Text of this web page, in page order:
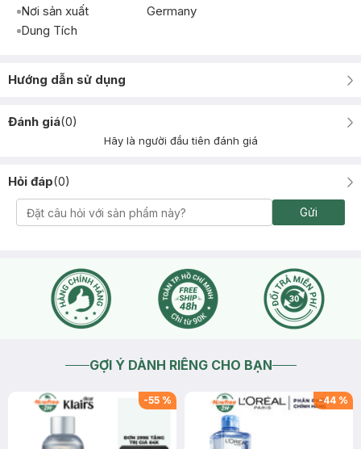
Nơi sản xuất
Germany
Dung Tích
Hướng dẫn sử dụng
Đánh giá(0)
Hãy là người đầu tiên đánh giá
Hỏi đáp(0)
Gửi
GỢI Ý DÀNH RIÊNG CHO BẠN
-55 % -44 %